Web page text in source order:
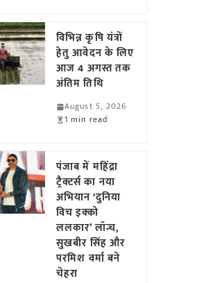
विभिन्न कृषि यंत्रों
हेतु आवेदन के लिए
आज 4 अगस्त तक
अंतिम तिथि
August 5, 2026
1 min read
पंजाब में महिंद्रा
ट्रैक्टर्स का नया
अभियान ‘दुनिया
विच इक्को
ललकार’ लॉन्च,
सुखबीर सिंह और
परमिश वर्मा बने
चेहरा